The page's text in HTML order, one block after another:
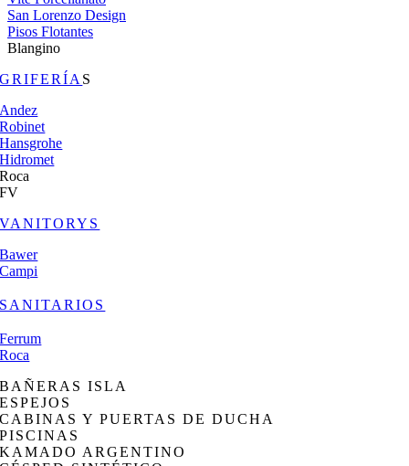
San Lorenzo Design
Pisos Flotantes
Blangino
GRIFERÍA S
Andez
Robinet
Hansgrohe
Hidromet
Roca
FV
VANITORYS
Bawer
Campi
SANITARIOS
Ferrum
Roca
BAÑERAS ISLA
ESPEJOS
CABINAS Y PUERTAS DE DUCHA
PISCINAS
KAMADO ARGENTINO